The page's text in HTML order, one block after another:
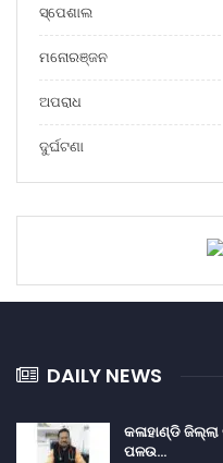
ସ୍ପେଶାଲ
ମନୋରଞ୍ଜନ
ଅପରାଧ
ଦୁର୍ଘଟଣା
DAILY NEWS
କଳାହାଣ୍ଡି
ପଳଉ…